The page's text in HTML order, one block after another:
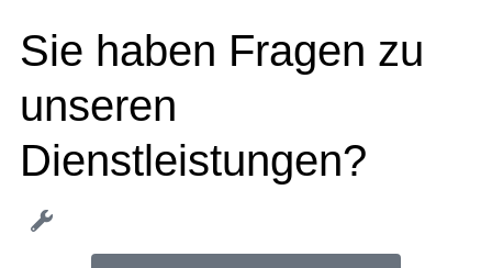
Sie haben Fragen zu
unseren
Dienstleistungen?